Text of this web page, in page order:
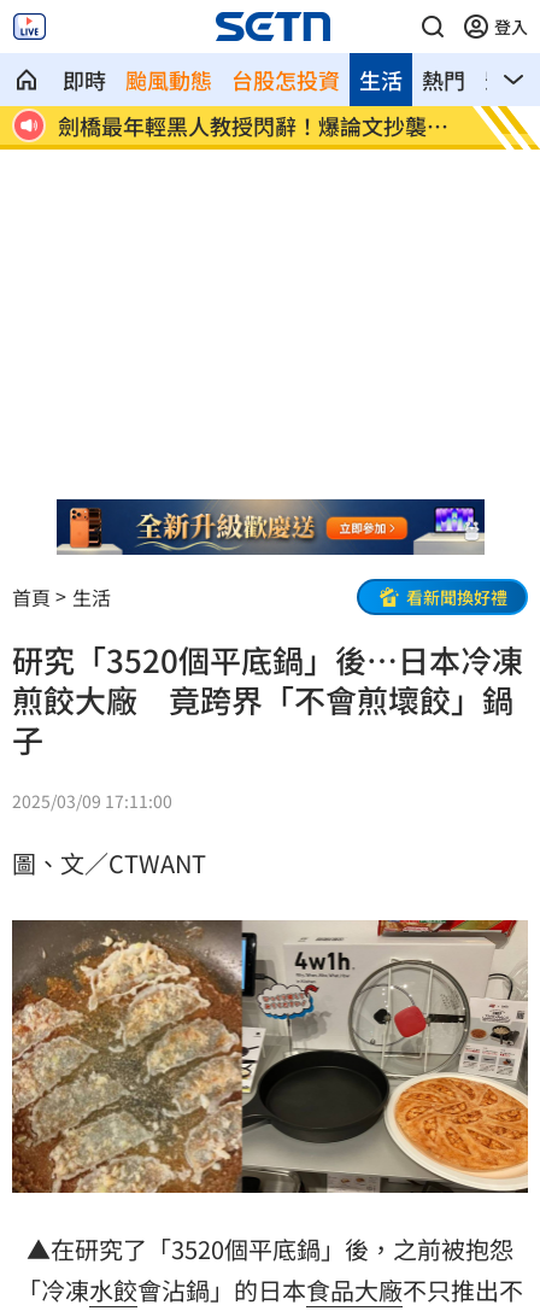
登入
即時 颱風動態 台股怎投資 熱門 影音
生活
多
劍橋最年輕黑人教授閃辭！爆論文抄襲造
假
遊日
首頁 生活 看新聞換好禮
研究「3520個平底鍋」後…日本冷凍
煎餃大廠 竟跨界「不會煎壞餃」鍋
子
2025/03/09 17:11:00
圖、文／CTWANT
▲在研究了「3520個平底鍋」後，之前被抱怨
「冷凍水餃會沾鍋」的日本食品大廠不只推出不